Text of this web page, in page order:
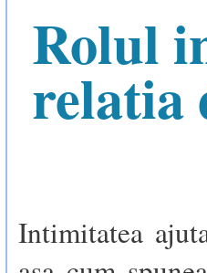
Rolul
relatia
Intimitatea